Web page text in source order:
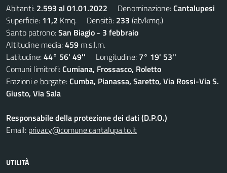
Abitanti: 2.593 al 01.01.2022 Denominazione:Cantalupesi
Superficie: 11,2 Kmq. Densità: 233 (ab/kmq.)
Santo patrono:San Biagio - 3 febbraio
Altitudine media:459 m.s.l.m.
Latitudine:44° 56' 49'' Longitudine: 7° 19' 53''
Comuni limitrofi:Cumiana, Frossasco, Roletto
Frazioni e borgate:Cumba, Pianassa, Saretto, Via Rossi-Via S.
Giusto, Via Sala
Responsabile della protezione dei dati (D.P.O.)
Email: privacy@comune.cantalupa.to.it
UTILITÀ